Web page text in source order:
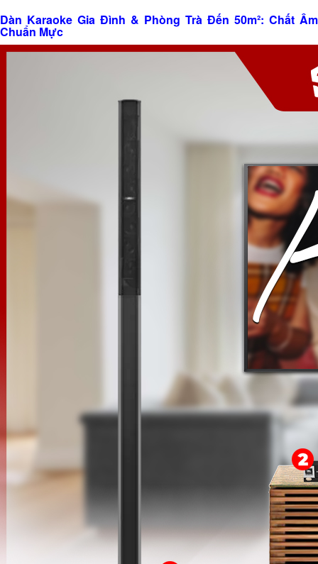
Dàn Karaoke Gia Đình & Phòng Trà Đến 50m²: Chất Âm
Chuẩn Mực